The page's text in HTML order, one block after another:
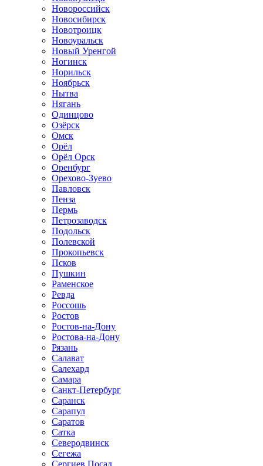
Новороссийск
Новосибирск
Новотроицк
Новоуральск
Новый Уренгой
Ногинск
Норильск
Ноябрьск
Нытва
Нягань
Одинцово
Озёрск
Омск
Орёл
Орёл Орск
Оренбург
Орехово-Зуево
Павловск
Пенза
Пермь
Петрозаводск
Подольск
Полевской
Прокопьевск
Псков
Пушкин
Раменское
Ревда
Россошь
Ростов
Ростов-на-Дону
Ростова-на-Дону
Рязань
Салават
Салехард
Самара
Санкт-Петербург
Саранск
Сарапул
Саратов
Сатка
Северодвинск
Сегежа
Сергиев Посад